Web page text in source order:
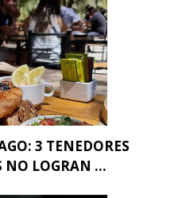
3 TENEDORES
NO LOGRAN ...